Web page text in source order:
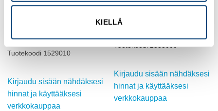
KIELLÄ
Tuotekoodi 1529010
Kirjaudu sisään nähdäksesi
hinnat ja käyttääksesi
verkkokauppaa
RITTAL
Tuotekoodi 2533000
Kirjaudu sisään nähdäksesi
hinnat ja käyttääksesi
verkkokauppaa